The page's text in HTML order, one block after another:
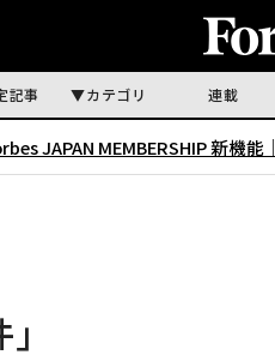
記事 カテゴリ 連載
JAPAN MEMBERSHIP 新機能｜